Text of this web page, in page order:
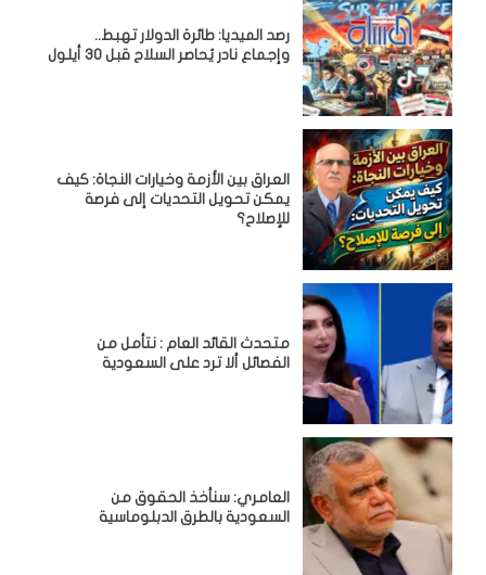
رصد الميديا: طائرة الدولار تهبط..
وإجماع نادر يُحاصر السلاح قبل 30 أيلول
العراق بين الأزمة وخيارات النجاة: كيف
يمكن تحويل التحديات إلى فرصة
للإصلاح؟
متحدث القائد العام : نتأمل من
الفصائل ألا ترد على السعودية
العامري: سنأخذ الحقوق من
السعودية بالطرق الدبلوماسية